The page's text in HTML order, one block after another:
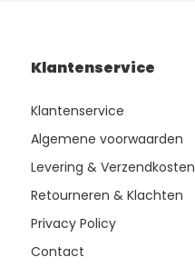
Klantenservice
Klantenservice
Algemene voorwaarden
Levering & Verzendkosten
Retourneren & Klachten
Privacy Policy
Contact